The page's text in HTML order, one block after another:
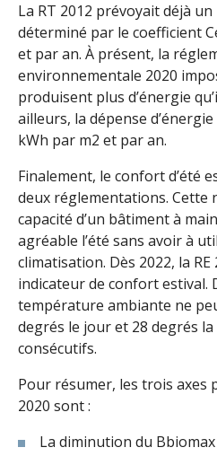
La RT 2012 prévoyait déjà
déterminé par le coefficient
et par an. À présent, la
environnementale 2020
produisent plus d’énergie
ailleurs, la dépense
kWh par m2 et par an.
Finalement, le confort d’été
deux réglementations. Cette
capacité d’un bâtiment à
agréable l’été sans avoir à
climatisation. Dès 2022, la
indicateur de confort estival.
température ambiante ne
degrés le jour et 28 degrés
consécutifs.
Pour résumer, les trois axes
2020 sont :
La diminution du Bbiomax